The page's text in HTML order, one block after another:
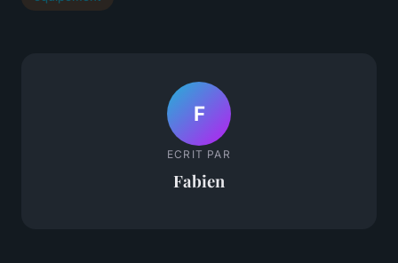
F
ECRIT PAR
Fabien